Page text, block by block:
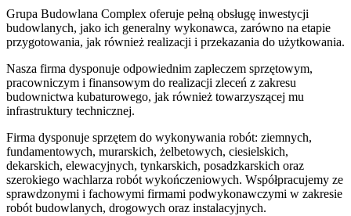
Grupa Budowlana Complex oferuje pełną obsługę inwestycji
budowlanych, jako ich generalny wykonawca, zarówno na etapie
przygotowania, jak również realizacji i przekazania do użytkowania.
Nasza firma dysponuje odpowiednim zapleczem sprzętowym,
pracowniczym i finansowym do realizacji zleceń z zakresu
budownictwa kubaturowego, jak również towarzyszącej mu
infrastruktury technicznej.
Firma dysponuje sprzętem do wykonywania robót: ziemnych,
fundamentowych, murarskich, żelbetowych, ciesielskich,
dekarskich, elewacyjnych, tynkarskich, posadzkarskich oraz
szerokiego wachlarza robót wykończeniowych. Współpracujemy ze
sprawdzonymi i fachowymi firmami podwykonawczymi w zakresie
robót budowlanych, drogowych oraz instalacyjnych.